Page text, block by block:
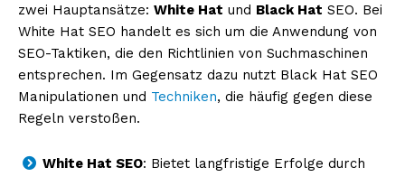
zwei Hauptansätze: White Hat und Black Hat SEO. Bei
White Hat SEO handelt es sich um die Anwendung von
SEO-Taktiken, die den Richtlinien von Suchmaschinen
entsprechen. Im Gegensatz dazu nutzt Black Hat SEO
Manipulationen und Techniken, die häufig gegen diese
Regeln verstoßen.
White Hat SEO: Bietet langfristige Erfolge durch